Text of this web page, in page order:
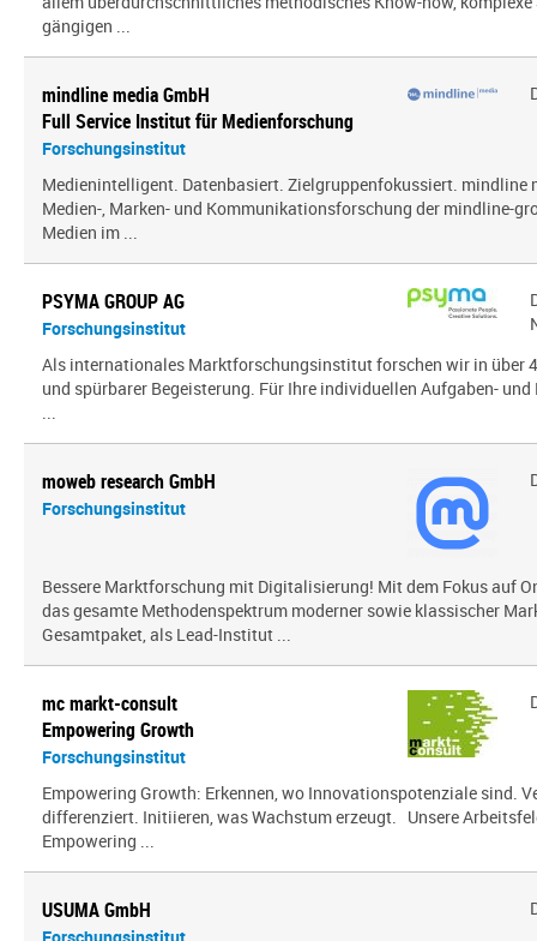
gängigen ...
mindline media GmbH
Full Service Institut für Medienforschung
Forschungsinstitut
Medienintelligent. Datenbasiert. Zielgruppenfokussiert. mindline
Medien-, Marken- und Kommunikationsforschung der mindline-
Medien im ...
PSYMA GROUP AG
Forschungsinstitut
Als internationales Marktforschungsinstitut forschen wir in über
und spürbarer Begeisterung. Für Ihre individuellen Aufgaben-
...
moweb research GmbH
Forschungsinstitut
Bessere Marktforschung mit Digitalisierung! Mit dem Fokus auf
das gesamte Methodenspektrum moderner sowie klassischer
Gesamtpaket, als Lead-Institut ...
mc markt-consult
Empowering Growth
Forschungsinstitut
Empowering Growth: Erkennen, wo Innovationspotenziale sind.
differenziert. Initiieren, was Wachstum erzeugt. Unsere
Empowering ...
USUMA GmbH